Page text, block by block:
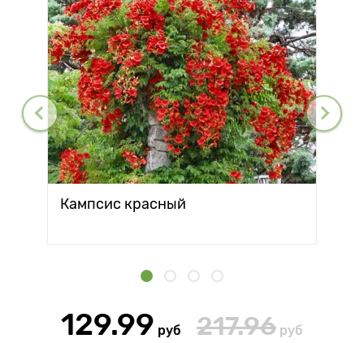
Кампсис красный
129.99 руб 217.96 руб